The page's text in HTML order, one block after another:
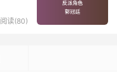
阅读(80)